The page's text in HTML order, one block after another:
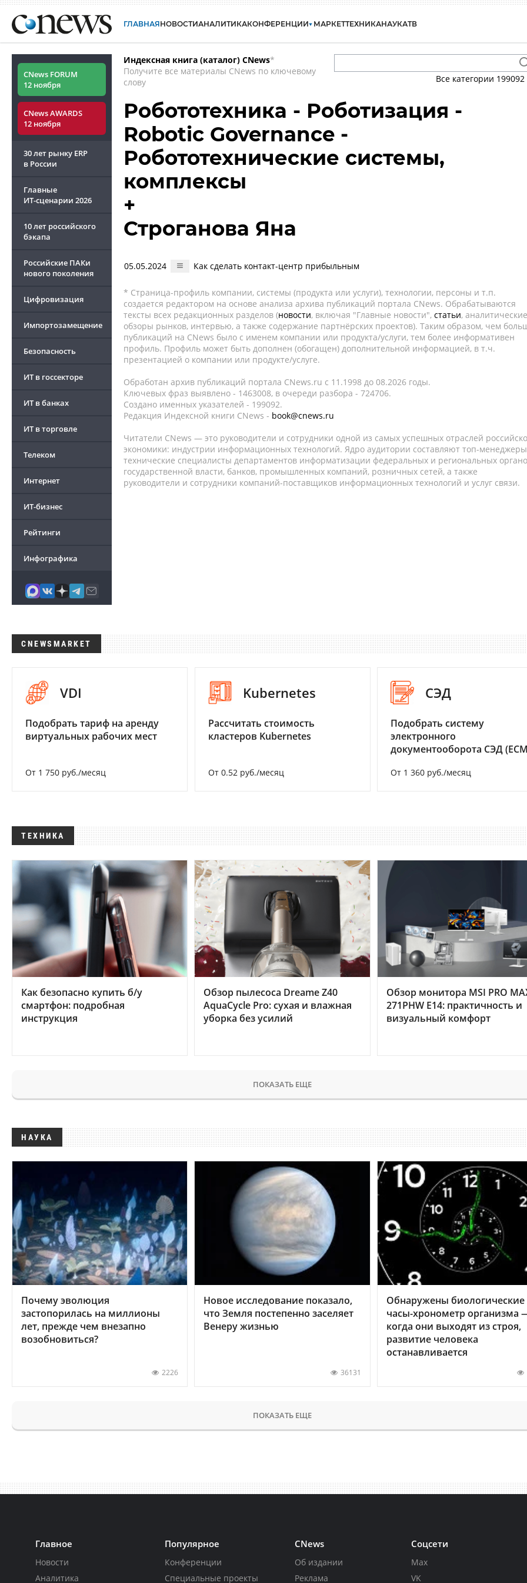
ГЛАВНАЯНОВОСТИАНАЛИТИКАКОНФЕРЕНЦИИ МАРКЕТТЕХНИКАНАУКАТВ
CNews FORUM
12 ноября
CNews AWARDS
12 ноября
30 лет рынку ERP
в России
Главные
ИТ-сценарии 2026
10 лет российского
бэкапа
Российские ПАКи
нового поколения
Цифровизация
Импортозамещение
Безопасность
ИТ в госсекторе
ИТ в банках
ИТ в торговле
Телеком
Интернет
ИТ-бизнес
Рейтинги
Инфографика
Индексная книга (каталог) CNews*
Получите все материалы CNews по ключевому
слову
Все категории 199092
Робототехника - Роботизация -
Robotic Governance -
Робототехнические системы,
комплексы
+
Строганова Яна
05.05.2024 Как сделать контакт-центр прибыльным
* Страница-профиль компании, системы (продукта или услуги), технологии, персоны и т.п.
создается редактором на основе анализа архива публикаций портала CNews. Обрабатываются
тексты всех редакционных разделов (новости, включая "Главные новости", статьи, аналитические
обзоры рынков, интервью, а также содержание партнёрских проектов). Таким образом, чем
публикаций на CNews было с именем компании или продукта/услуги, тем более информативен
профиль. Профиль может быть дополнен (обогащен) дополнительной информацией, в т.ч.
презентацией о компании или продукте/услуге.
Обработан архив публикаций портала CNews.ru c 11.1998 до 08.2026 годы.
Ключевых фраз выявлено - 1463008, в очереди разбора - 724706.
Создано именных указателей - 199092.
Редакция Индексной книги CNews - book@cnews.ru
Читатели CNews — это руководители и сотрудники одной из самых успешных отраслей
экономики: индустрии информационных технологий. Ядро аудитории составляют топ-
технические специалисты департаментов информатизации федеральных и региональных
государственной власти, банков, промышленных компаний, розничных сетей, а также
руководители и сотрудники компаний-поставщиков информационных технологий и услуг связи.
CNEWSMARKET
VDI
Подобрать тариф на аренду
виртуальных рабочих мест
От 1 750 руб./месяц
Kubernetes
Рассчитать стоимость
кластеров Kubernetes
От 0.52 руб./месяц
СЭД
Подобрать систему
электронного
документооборота СЭД
От 1 360 руб./месяц
ТЕХНИКА
Как безопасно купить б/у
смартфон: подробная
инструкция
Обзор пылесоса Dreame Z40
AquaCycle Pro: сухая и влажная
уборка без усилий
Обзор монитора MSI PRO
271PHW E14: практичность и
визуальный комфорт
ПОКАЗАТЬ ЕЩЕ
НАУКА
Почему эволюция
застопорилась на миллионы
лет, прежде чем внезапно
возобновиться?
2226
Новое исследование показало,
что Земля постепенно заселяет
Венеру жизнью
36131
Обнаружены биологические
часы-хронометр организма
когда они выходят из строя,
развитие человека
останавливается
ПОКАЗАТЬ ЕЩЕ
Главное
Новости
Аналитика
Популярное
Конференции
Специальные проекты
CNews
Об издании
Реклама
Соцсети
Max
VK